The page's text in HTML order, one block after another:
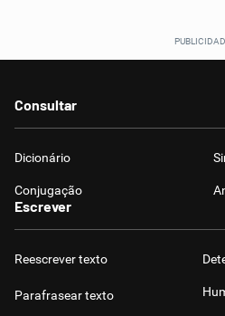
Consultar
Dicionário
Conjugação
Escrever
Reescrever texto
Parafrasear texto